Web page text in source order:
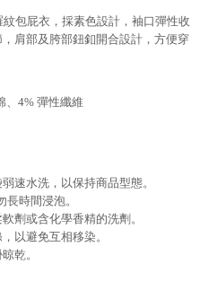
包屁衣，採素色設計，袖口彈性收
肩部及胯部鈕釦開合設計，方便穿
、4% 彈性纖維
速水洗，以保持商品型態。
長時間浸泡。
劑或含化學香精的洗劑。
以避免互相移染。
乾。